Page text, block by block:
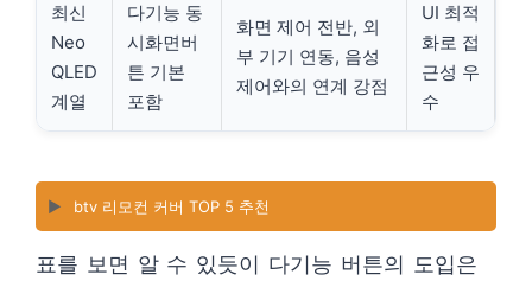
최신
Neo
QLED
계열
다기능 동
시화면버
튼 기본
포함
화면 제어 전반, 외
부 기기 연동, 음성
제어와의 연계 강점
UI 최적
화로 접
근성 우
수
▶️ btv 리모컨 커버 TOP 5 추천
표를 보면 알 수 있듯이 다기능 버튼의 도입은